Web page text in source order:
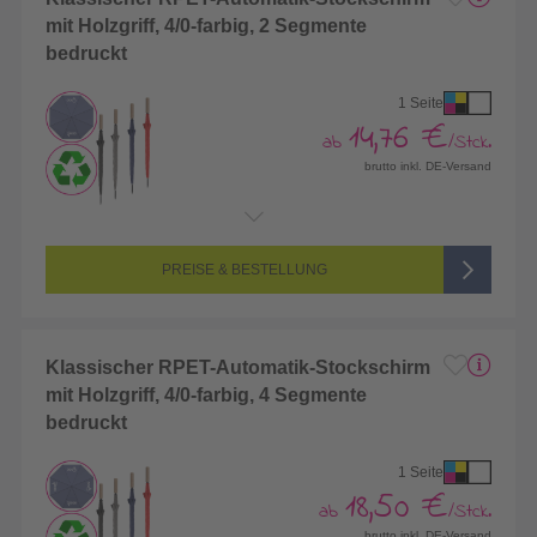
mit Holzgriff, 4/0-farbig, 2 Segmente
bedruckt
1 Seite
ab 14,76 €/Stck.
brutto inkl. DE-Versand
Seitenanzahl: 1-seitig (Vorderseite bedruckt, Rückseite unbedruckt)
4/0-farbig CMYK (vollfarbig bedruckt)
PREISE & BESTELLUNG
Klassischer RPET-Automatik-Stockschirm
mit Holzgriff, 4/0-farbig, 4 Segmente
bedruckt
1 Seite
ab 18,50 €/Stck.